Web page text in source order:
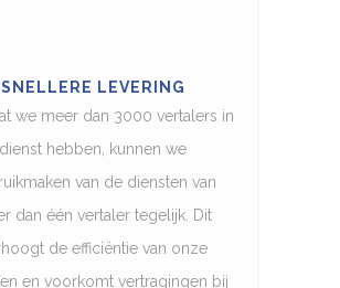
SNELLERE LEVERING
we meer dan 3000 vertalers in
dienst hebben, kunnen we
van de diensten van
dan één vertaler tegelijk. Dit
de efficiëntie van onze
en voorkomt vertragingen bij